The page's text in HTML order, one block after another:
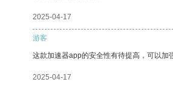
2025-04-17
游客
这款加速器app的安全性有待提高，可以加
2025-04-17